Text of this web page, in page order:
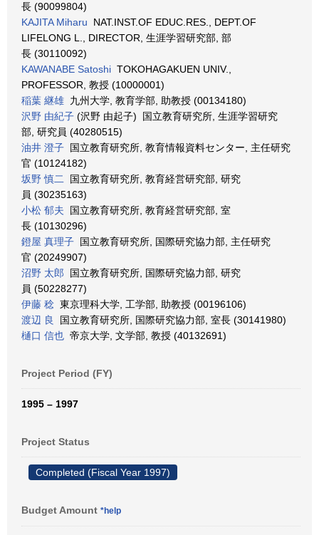
長 (90099804)
KAJITA Miharu NAT.INST.OF EDUC.RES., DEPT.OF
LIFELONG L., DIRECTOR, 生涯学習研究部, 部
長 (30110092)
KAWANABE Satoshi TOKOHAGAKUEN UNIV.,
PROFESSOR, 教授 (10000001)
稲葉 継雄 九州大学, 教育学部, 助教授 (00134180)
沢野 由紀子 (沢野 由起子) 国立教育研究所, 生涯学習研究
部, 研究員 (40280515)
油井 澄子 国立教育研究所, 教育情報資料センター, 主任研究
官 (10124182)
坂野 慎二
国立教育研究所, 教育経営研究部, 研究
員 (30235163)
小松 郁夫 国立教育研究所, 教育経営研究部, 室
長 (10130296)
鐙屋 真理子 国立教育研究所, 国際研究協力部, 主任研究
官 (20249907)
沼野 太郎 国立教育研究所, 国際研究協力部, 研究
員 (50228277)
伊藤 稔 東京理科大学, 工学部, 助教授 (00196106)
渡辺 良
国立教育研究所, 国際研究協力部, 室長 (30141980)
樋口 信也 帝京大学, 文学部, 教授 (40132691)
Project Period (FY)
1995 – 1997
Project Status
Completed (Fiscal Year 1997)
Budget Amount *help